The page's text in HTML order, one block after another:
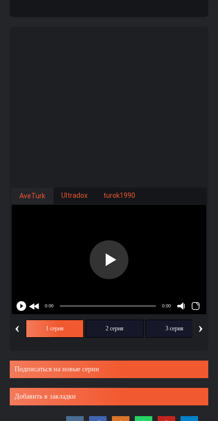
AveTurk Ultradox turok1990
‹ 1 серия 2 серия 3 серия ›
Подписаться на новые серии
Добавить в закладки